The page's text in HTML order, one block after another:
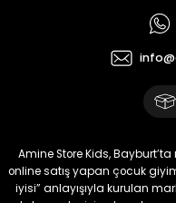
Koren Kız Çocuk ve Bebek Tayt
₺ 320
₺ 250
Amine Store Kids,
online satış yapan çocuk
iyisi” anlayışıyla kurulan